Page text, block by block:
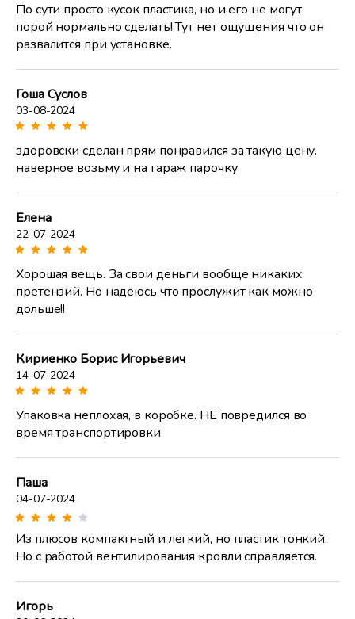
По сути просто кусок пластика, но и его не могут
порой нормально сделать! Тут нет ощущения что он
развалится при установке.
Гоша Суслов
03-08-2024
здоровски сделан прям понравился за такую цену.
наверное возьму и на гараж парочку
Елена
22-07-2024
Хорошая вещь. За свои деньги вообще никаких
претензий. Но надеюсь что прослужит как можно
дольше!!
Кириенко Борис Игорьевич
14-07-2024
Упаковка неплохая, в коробке. НЕ повредился во
время транспортировки
Паша
04-07-2024
Из плюсов компактный и легкий, но пластик тонкий.
Но с работой вентилирования кровли справляется.
Игорь